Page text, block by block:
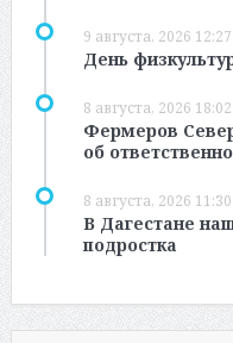
9 августа, 2026 12:27
День
8 августа, 2026 18:02
Фермеров
об
8 августа, 2026 11:30
В Дагестане
подростка